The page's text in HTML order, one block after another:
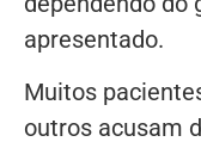
apresentado.
Muitos
outros acusam